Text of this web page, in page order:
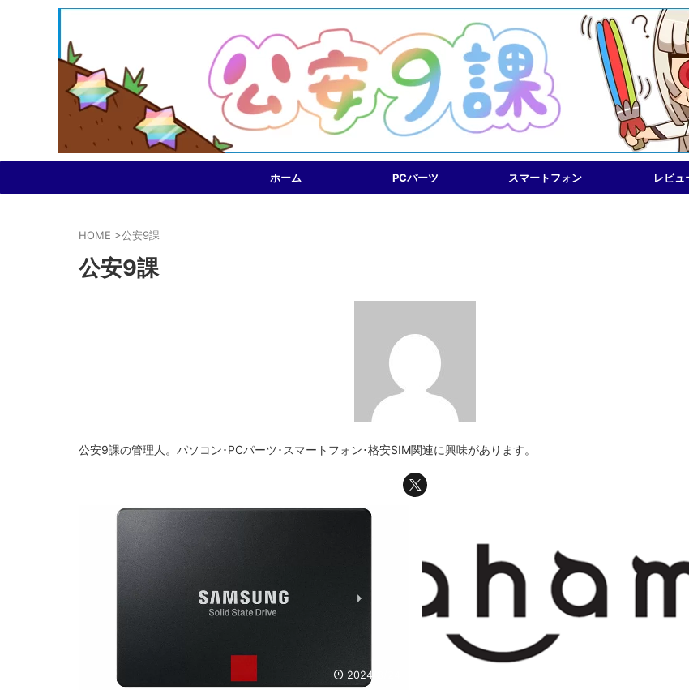
ホーム PCパーツ スマートフォン レビュ
HOME >公安9課
公安9課
公安9課の管理人。パソコン･PCパーツ･スマートフォン･格安SIM関連に興味があります。
2024/3/24